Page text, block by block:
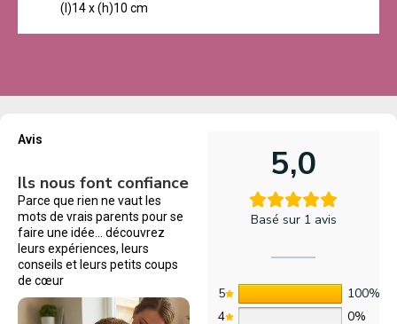
(l)14 x (h)10 cm
Avis
Ils nous font confiance
Parce que rien ne vaut les
mots de vrais parents pour se
faire une idée… découvrez
leurs expériences, leurs
conseils et leurs petits coups
de cœur
5,0
Basé sur 1 avis
5
100%
4
0%